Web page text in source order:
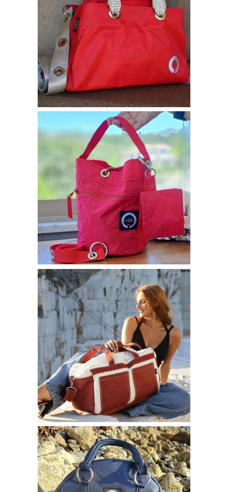
Borse bisou
BAULETTO ITALIA
240,00 260,00
Borse bisou
SECCHIELLINO
130,00€
Borse bisou
BORSA SPORT
250,00€–280,00€
Borse bisou